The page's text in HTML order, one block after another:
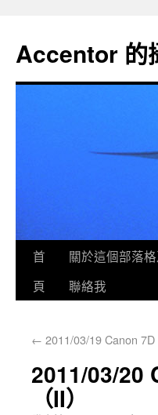
Accentor 的
首
頁
關於這個部落
聯絡我
← 2011/03/19 Canon
2011/03/20
（II）